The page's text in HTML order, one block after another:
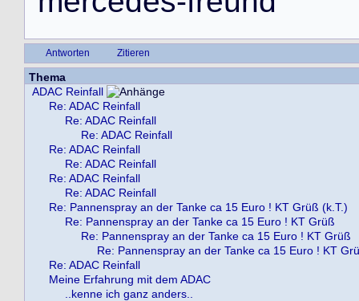
Antworten Zitieren
Thema
ADAC Reinfall
Re: ADAC Reinfall
Re: ADAC Reinfall
Re: ADAC Reinfall
Re: ADAC Reinfall
Re: ADAC Reinfall
Re: ADAC Reinfall
Re: ADAC Reinfall
Re: Pannenspray an der Tanke ca 15 Euro ! KT Grüß (k.T.)
Re: Pannenspray an der Tanke ca 15 Euro ! KT Grüß
Re: Pannenspray an der Tanke ca 15 Euro ! KT Grüß
Re: Pannenspray an der Tanke ca 15 Euro ! KT
Re: ADAC Reinfall
Meine Erfahrung mit dem ADAC
..kenne ich ganz anders..